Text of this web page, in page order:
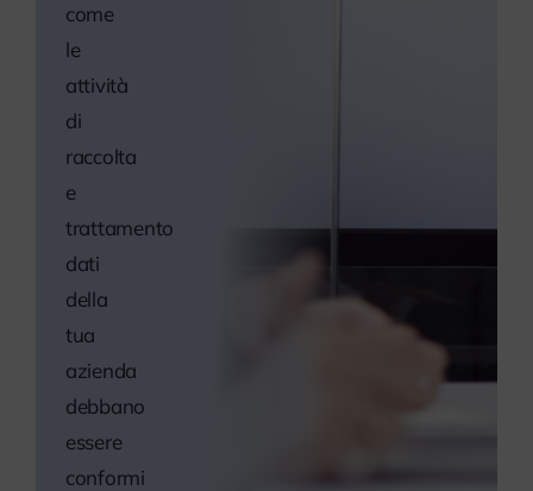
come
le
attività
di
raccolta
e
trattamento
dati
della
tua
azienda
debbano
essere
conformi